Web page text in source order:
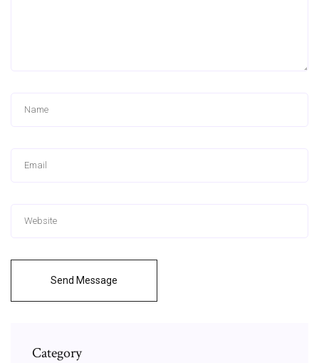
Send Message
Category